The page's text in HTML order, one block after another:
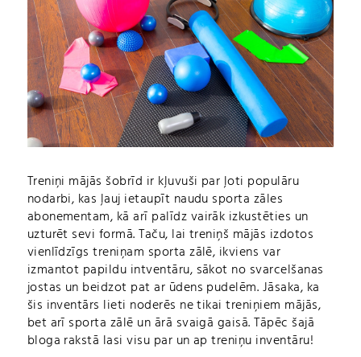
Treniņi mājās šobrīd ir kļuvuši par ļoti populāru
nodarbi, kas ļauj ietaupīt naudu sporta zāles
abonementam, kā arī palīdz vairāk izkustēties un
uzturēt sevi formā. Taču, lai treniņš mājās izdotos
vienlīdzīgs treniņam sporta zālē, ikviens var
izmantot papildu intventāru, sākot no svarcelšanas
jostas un beidzot pat ar ūdens pudelēm. Jāsaka, ka
šis inventārs lieti noderēs ne tikai treniņiem mājās,
bet arī sporta zālē un ārā svaigā gaisā. Tāpēc šajā
bloga rakstā lasi visu par un ap treniņu inventāru!